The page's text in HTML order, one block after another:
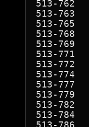
513-762
513-763
513-765
513-768
513-769
513-771
513-772
513-774
513-777
513-779
513-782
513-784
513-786